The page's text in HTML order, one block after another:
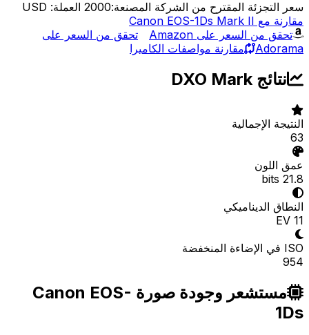
سعر التجزئة المقترح من الشركة المصنعة:2000
العملة: USD
مقارنة مع Canon EOS-1Ds Mark II
تحقق من السعر على Amazon
تحقق من السعر على
Adorama
مقارنة مواصفات الكاميرا
نتائج DXO Mark
النتيجة الإجمالية
63
عمق اللون
21.8 bits
النطاق الديناميكي
11 EV
ISO في الإضاءة المنخفضة
954
مستشعر وجودة صورة Canon EOS-
1Ds